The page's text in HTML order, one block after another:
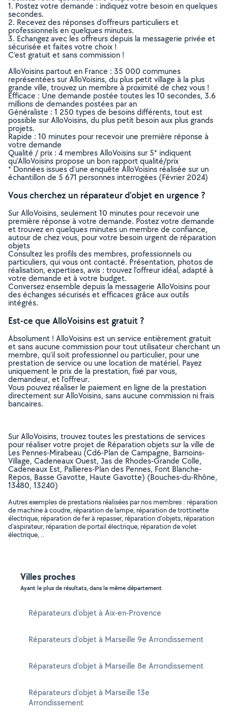
1. Postez votre demande : indiquez votre besoin en quelques
secondes.
2. Recevez des réponses d’offreurs particuliers et
professionnels en quelques minutes.
3. Echangez avec les offreurs depuis la messagerie privée et
sécurisée et faites votre choix !
C’est gratuit et sans commission !
AlloVoisins partout en France : 35 000 communes
représentées sur AlloVoisins, du plus petit village à la plus
grande ville, trouvez un membre à proximité de chez vous !
Efficace : Une demande postée toutes les 10 secondes, 3.6
millions de demandes postées par an
Généraliste : 1 250 types de besoins différents, tout est
possible sur AlloVoisins, du plus petit besoin aux plus grands
projets.
Rapide : 10 minutes pour recevoir une première réponse à
votre demande
Qualité / prix : 4 membres AlloVoisins sur 5* indiquent
qu’AlloVoisins propose un bon rapport qualité/prix
* Données issues d’une enquête AlloVoisins réalisée sur un
échantillon de 5 671 personnes interrogées (Février 2024)
Vous cherchez un réparateur d'objet en urgence ?
Sur AlloVoisins, seulement 10 minutes pour recevoir une
première réponse à votre demande. Postez votre demande
et trouvez en quelques minutes un membre de confiance,
autour de chez vous, pour votre besoin urgent de réparation
objets
Consultez les profils des membres, professionnels ou
particuliers, qui vous ont contacté. Présentation, photos de
réalisation, expertises, avis : trouvez l'offreur idéal, adapté à
votre demande et à votre budget.
Conversez ensemble depuis la messagerie AlloVoisins pour
des échanges sécurisés et efficaces grâce aux outils
intégrés.
Est-ce que AlloVoisins est gratuit ?
Absolument ! AlloVoisins est un service entièrement gratuit
et sans aucune commission pour tout utilisateur cherchant un
membre, qu’il soit professionnel ou particulier, pour une
prestation de service ou une location de matériel. Payez
uniquement le prix de la prestation, fixé par vous,
demandeur, et l’offreur.
Vous pouvez réaliser le paiement en ligne de la prestation
directement sur AlloVoisins, sans aucune commission ni frais
bancaires.
Sur AlloVoisins, trouvez toutes les prestations de services
pour réaliser votre projet de Réparation objets sur la ville de
Les Pennes-Mirabeau (Cd6-Plan de Campagne, Barnoins-
Village, Cadeneaux Ouest, Jas de Rhodes-Grande Colle,
Cadeneaux Est, Pallieres-Plan des Pennes, Font Blanche-
Repos, Basse Gavotte, Haute Gavotte) (Bouches-du-Rhône,
13480, 13240)
Autres exemples de prestations réalisées par nos membres : réparation
de machine à coudre, réparation de lampe, réparation de trottinette
électrique, réparation de fer à repasser, réparation d'objets, réparation
d'aspirateur, réparation de portail électrique, réparation de volet
électrique, ..
Villes proches
Ayant le plus de résultats, dans le même département
Réparateurs d'objet à Aix-en-Provence
Réparateurs d'objet à Marseille 9e Arrondissement
Réparateurs d'objet à Marseille 8e Arrondissement
Réparateurs d'objet à Marseille 13e
Arrondissement